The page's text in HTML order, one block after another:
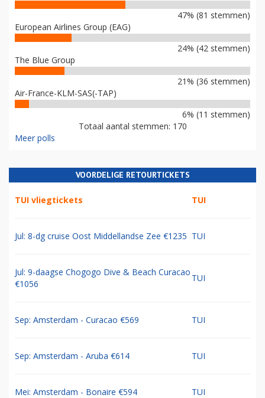
47% (81 stemmen)
European Airlines Group (EAG)
24% (42 stemmen)
The Blue Group
21% (36 stemmen)
Air-France-KLM-SAS(-TAP)
6% (11 stemmen)
Totaal aantal stemmen: 170
Meer polls
VOORDELIGE RETOURTICKETS
TUI vliegtickets TUI
Jul: 8-dg cruise Oost Middellandse Zee €1235 TUI
Jul: 9-daagse Chogogo Dive & Beach Curacao
€1056
TUI
Sep: Amsterdam - Curacao €569 TUI
Sep: Amsterdam - Aruba €614 TUI
Mei: Amsterdam - Bonaire €594 TUI